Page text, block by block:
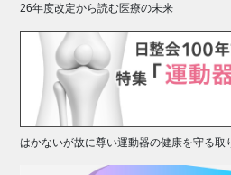
26年度改定から読む医療の未来
はかないが故に尊い運動器の健康を守る取